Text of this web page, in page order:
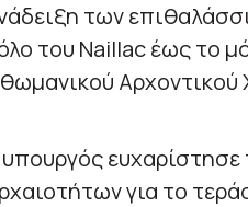
των
του Naillac έως το
ευχαρίστησε
για το